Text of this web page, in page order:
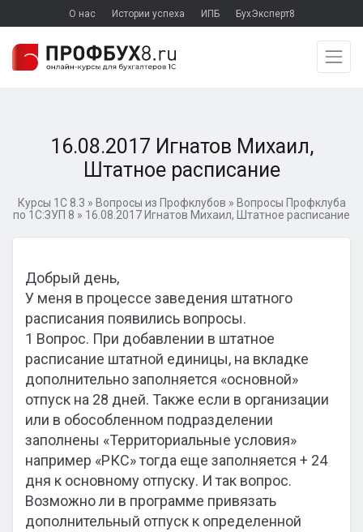
О нас Истории успеха ИПБ БухЭксперт8
16.08.2017 Игнатов Михаил,
Штатное расписание
Курсы 1С 8.3 » Вопросы из Профклубов » Вопросы Профклуба
по 1С:ЗУП 8 » 16.08.2017 Игнатов Михаил, Штатное расписание
Добрый день,
У меня в процессе заведения штатного
расписания появились вопросы.
1 Вопрос. При добавлении в штатное
расписание штатной единицы, на вкладке
дополнительно заполняется «основной»
отпуск на 28 дней. Также если в организации
или в обособленном подразделении
заполнены «Территориальные условия»
например «РКС» тогда еще заполняется + 24
дня к основному отпуску. И так вопрос.
Возможно ли в программе привязать
дополнительный отпуск к определенной